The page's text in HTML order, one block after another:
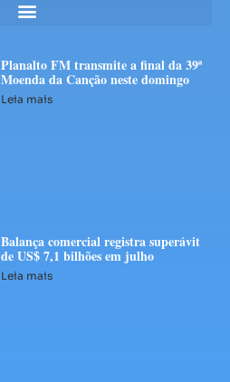
Planalto FM transmite a final da 39ª
Moenda da Canção neste domingo
Leia mais
Balança comercial registra superávit
de US$ 7,1 bilhões em julho
Leia mais